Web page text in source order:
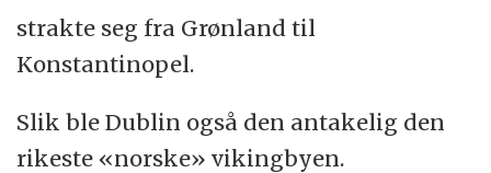
strakte seg fra Grønland til
Konstantinopel.
Slik ble Dublin også den antakelig den
rikeste «norske» vikingbyen.